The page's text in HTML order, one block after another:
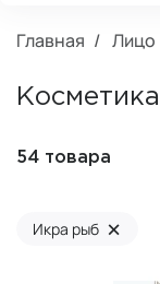
Главная Лицо
54 товара
Икра рыб ×